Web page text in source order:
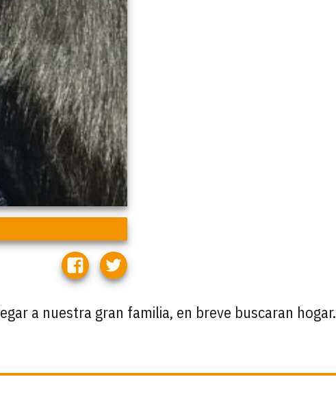
a nuestra gran familia, en breve buscaran